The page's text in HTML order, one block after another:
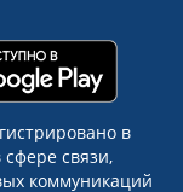
в
связи,
коммуникаций